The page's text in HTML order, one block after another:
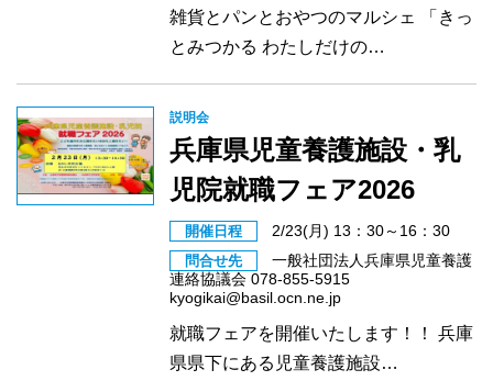
雑貨とパンとおやつのマルシェ 「きっ
とみつかる わたしだけの…
説明会
兵庫県児童養護施設・乳
児院就職フェア2026
開催日程 2/23(月) 13：30～16：30
問合せ先
一般社団法人兵庫県児童養護
連絡協議会 078-855-5915
kyogikai@basil.ocn.ne.jp
就職フェアを開催いたします！！ 兵庫
県県下にある児童養護施設…